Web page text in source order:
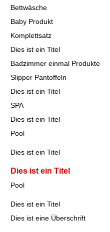
Bettwäsche
Baby Produkt
Komplettsatz
Dies ist ein Titel
Badzimmer einmal Produkte
Slipper Pantoffeln
Dies ist ein Titel
SPA
Dies ist ein Titel
Pool
Dies ist ein Titel
Dies ist ein Titel
Pool
Dies ist ein Titel
Dies ist eine Überschrift